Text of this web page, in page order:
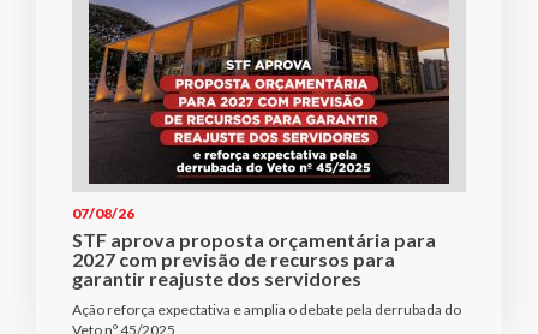
07/08/26
STF aprova proposta orçamentária para
2027 com previsão de recursos para
garantir reajuste dos servidores
Ação reforça expectativa e amplia o debate pela derrubada do
Veto nº 45/2025